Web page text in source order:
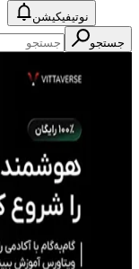
نوتیفیکیشن
جستجو